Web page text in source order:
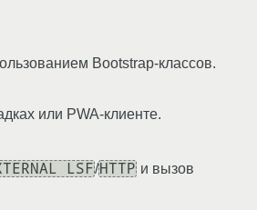
Bootstrap-классов.
или PWA-клиенте.
LSF/HTTP и вызов